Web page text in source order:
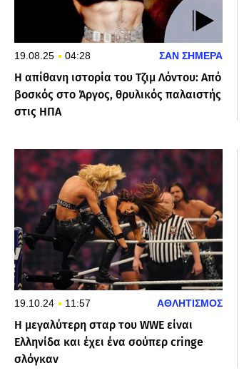
19.08.25 04:28 ΣΑΝ ΣΗΜΕΡΑ
Η απίθανη ιστορία του Τζιμ Λόντου: Από
βοσκός στο Άργος, θρυλικός παλαιστής
στις ΗΠΑ
19.10.24 11:57 ΑΘΛΗΤΙΣΜΟΣ
Η μεγαλύτερη σταρ του WWE είναι
Ελληνίδα και έχει ένα σούπερ cringe
σλόγκαν